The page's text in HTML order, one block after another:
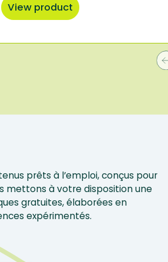
View product
prêts à l’emploi, conçus pour
mettons à votre disposition une
gratuites, élaborées en
expérimentés.